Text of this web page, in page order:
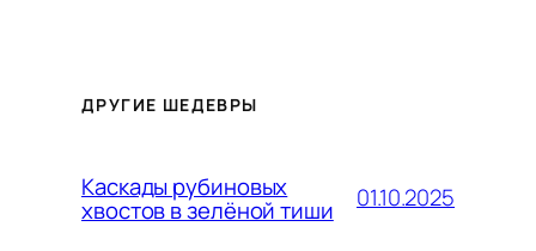
ДРУГИЕ ШЕДЕВРЫ
Каскады рубиновых
хвостов в зелёной тиши 01.10.2025